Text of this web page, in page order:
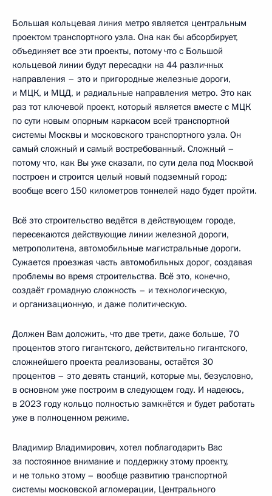
Большая кольцевая линия метро является центральным
проектом транспортного узла. Она как бы абсорбирует,
объединяет все эти проекты, потому что с Большой
кольцевой линии будут пересадки на 44 различных
направления – это и пригородные железные дороги,
и МЦК, и МЦД, и радиальные направления метро. Это как
раз тот ключевой проект, который является вместе с МЦК
по сути новым опорным каркасом всей транспортной
системы Москвы и московского транспортного узла. Он
самый сложный и самый востребованный. Сложный –
потому что, как Вы уже сказали, по сути дела под Москвой
построен и строится целый новый подземный город:
вообще всего 150 километров тоннелей надо будет пройти.
Всё это строительство ведётся в действующем городе,
пересекаются действующие линии железной дороги,
метрополитена, автомобильные магистральные дороги.
Сужается проезжая часть автомобильных дорог, создавая
проблемы во время строительства. Всё это, конечно,
создаёт громадную сложность – и технологическую,
и организационную, и даже политическую.
Должен Вам доложить, что две трети, даже больше, 70
процентов этого гигантского, действительно гигантского,
сложнейшего проекта реализованы, остаётся 30
процентов – это девять станций, которые мы, безусловно,
в основном уже построим в следующем году. И надеюсь,
в 2023 году кольцо полностью замкнётся и будет работать
уже в полноценном режиме.
Владимир Владимирович, хотел поблагодарить Вас
за постоянное внимание и поддержку этому проекту,
и не только этому – вообще развитию транспортной
системы московской агломерации, Центрального